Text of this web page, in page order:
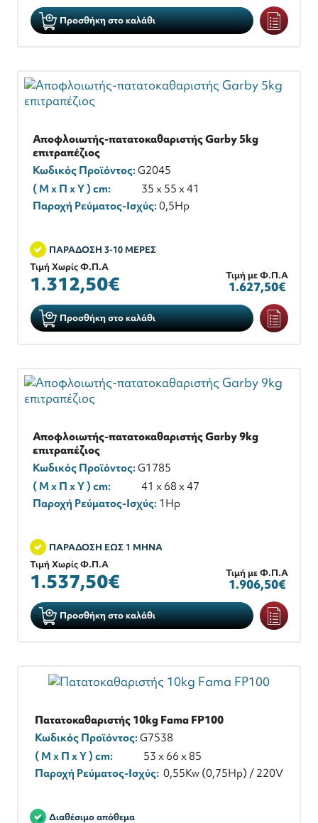
Προσθήκη στο καλάθι
Αποφλοιωτής-πατατοκαθαριστής Garby 5kg
επιτραπέζιος
Κωδικός Προϊόντος:G2045
( M x Π x Y ) cm:
35 x 55 x 41
Παροχή Ρεύματος-Ισχύς:0,5Hp
ΠΑΡΑΔΟΣΗ 3-10 ΜΕΡΕΣ
Τιμή Χωρίς Φ.Π.Α
1.312,50€ Τιμή με Φ.Π.Α
1.627,50€
Προσθήκη στο καλάθι
Αποφλοιωτής-πατατοκαθαριστής Garby 9kg
επιτραπέζιος
Κωδικός Προϊόντος:G1785
( M x Π x Y ) cm:
41 x 68 x 47
Παροχή Ρεύματος-Ισχύς: 1Hp
ΠΑΡΑΔΟΣΗ ΕΩΣ 1 ΜΗΝΑ
Τιμή Χωρίς Φ.Π.Α
1.537,50€ Τιμή με Φ.Π.Α
1.906,50€
Προσθήκη στο καλάθι
Πατατοκαθαριστής 10kg Fama FP100
Κωδικός Προϊόντος:G7538
( M x Π x Y ) cm:
53 x 66 x 85
Παροχή Ρεύματος-Ισχύς: 0,55Kw (0,75Hp) / 220V
Διαθέσιμο απόθεμα